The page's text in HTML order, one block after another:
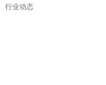
行业动态